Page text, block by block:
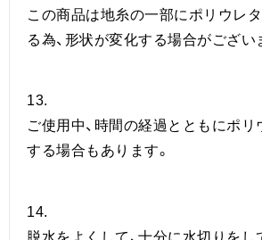
この商品は地糸の一部にポリウレ
る為、形状が変化する場合がござい
13.
ご使用中、時間の経過とともにポ
する場合もあります。
14.
脱水をよくして、十分に水切りをし